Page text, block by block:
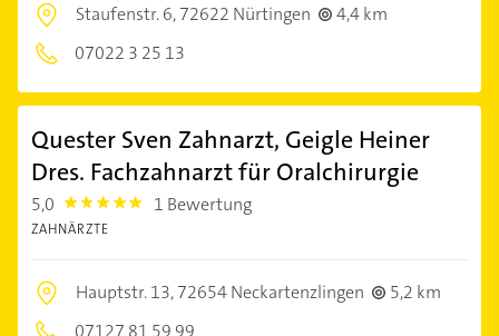
Staufenstr. 6,72622 Nürtingen
4,4 km
07022 3 25 13
Quester Sven Zahnarzt, Geigle Heiner
Dres. Fachzahnarzt für Oralchirurgie
5,0 5.0 1 Bewertung
ZAHNÄRZTE
Hauptstr. 13,72654 Neckartenzlingen
5,2 km
07127 81 59 99